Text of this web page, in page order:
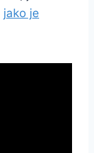
jako je